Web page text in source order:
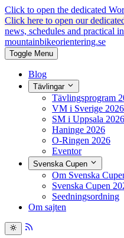
Click to open the dedicated
Click here to open our
news, schedules and practical
mountainbikeorientering.se
Toggle Menu
Blog
Tävlingar
Tävlingsprogram
VM i Sverige 2026
SM i Uppsala 2026
Haninge 2026
O-Ringen 2026
Eventor
Svenska Cupen
Om Svenska
Svenska Cupen
Seedningsordning
Om sajten